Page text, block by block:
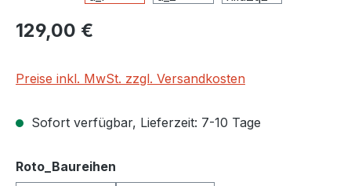
Regulärer Preis:
129,00 €
Preise inkl. MwSt. zzgl. Versandkosten
Sofort verfügbar, Lieferzeit: 7-10 Tage
Roto_Baureihen